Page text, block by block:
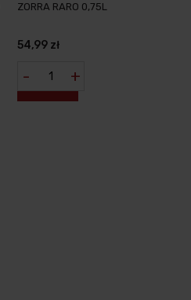
ZORRA RARO 0,75L
54,99 zł
- +